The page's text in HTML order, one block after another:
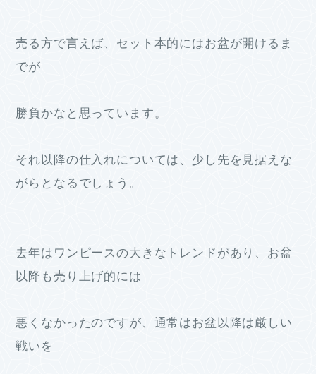
売る方で言えば、セット本的にはお盆が開けるま
でが
勝負かなと思っています。
それ以降の仕入れについては、少し先を見据えな
がらとなるでしょう。
去年はワンピースの大きなトレンドがあり、お盆
以降も売り上げ的には
悪くなかったのですが、通常はお盆以降は厳しい
戦いを